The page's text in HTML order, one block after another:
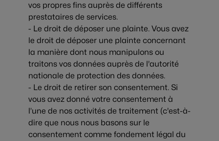
vos propres fins auprès de différents
prestataires de services.
- Le droit de déposer une plainte. Vous avez
le droit de déposer une plainte concernant
la manière dont nous manipulons ou
traitons vos données auprès de l'autorité
nationale de protection des données.
- Le droit de retirer son consentement. Si
vous avez donné votre consentement à
l’une de nos activités de traitement (c'est-à-
dire que nous nous basons sur le
consentement comme fondement légal du